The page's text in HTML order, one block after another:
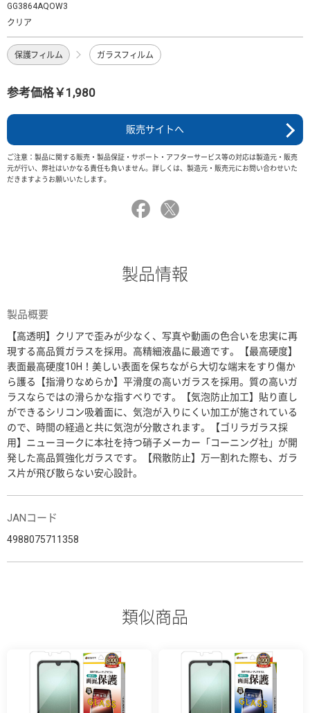
GG3864AQOW3
クリア
保護フィルム ガラスフィルム
参考価格￥1,980
販売サイトへ
ご注意：製品に関する販売・製品保証・サポート・アフターサービス等の対応は製造元・販売
元が行い、弊社はいかなる責任も負いません。詳しくは、製造元・販売元にお問い合わせいた
だきますようお願いいたします。
製品情報
製品概要
【高透明】クリアで歪みが少なく、写真や動画の色合いを忠実に再
現する高品質ガラスを採用。高精細液晶に最適です。【最高硬度】
表面最高硬度10H！美しい表面を保ちながら大切な端末をすり傷か
ら護る【指滑りなめらか】平滑度の高いガラスを採用。質の高いガ
ラスならではの滑らかな指すべりです。【気泡防止加工】貼り直し
ができるシリコン吸着面に、気泡が入りにくい加工が施されている
ので、時間の経過と共に気泡が分散されます。【ゴリラガラス採
用】ニューヨークに本社を持つ硝子メーカー「コーニング社」が開
発した高品質強化ガラスです。【飛散防止】万一割れた際も、ガラ
ス片が飛び散らない安心設計。
JANコード
4988075711358
類似商品